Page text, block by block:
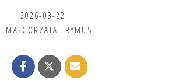
2026-03-22
MAŁGORZATA FRYMUS